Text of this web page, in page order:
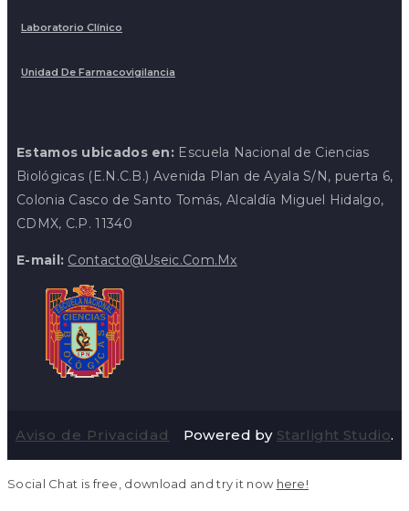
Laboratorio Clínico
Unidad De Farmacovigilancia
Estamos ubicados en: Escuela Nacional de Ciencias
Biológicas (E.N.C.B.) Avenida Plan de Ayala S/N, puerta 6,
Colonia Casco de Santo Tomás, Alcaldía Miguel Hidalgo,
CDMX, C.P. 11340
E-mail: Contacto@useic.com.mx
Aviso de Privacidad Powered by Starlight Studio.
Social Chat is free, download and try it now here!